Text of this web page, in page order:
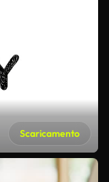
Scaricamento